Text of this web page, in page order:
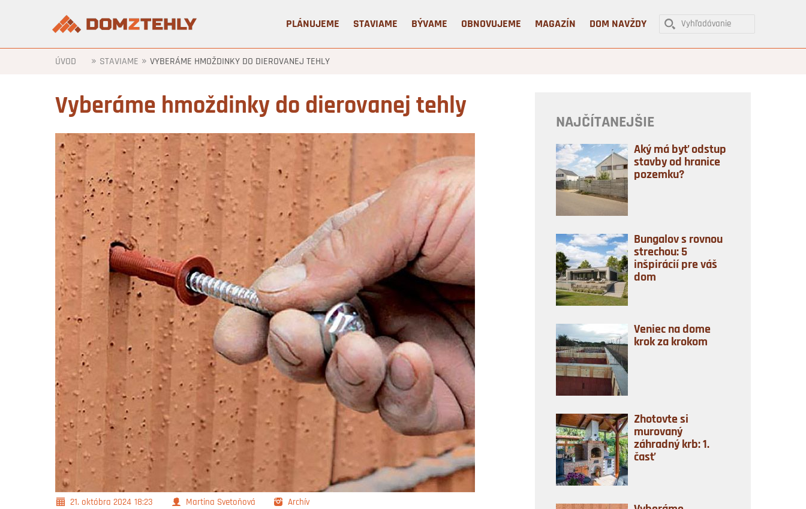
PLÁNUJEME STAVIAME BÝVAME OBNOVUJEME MAGAZÍN DOM NAVŽDY
ÚVOD » STAVIAME » VYBERÁME HMOŽDINKY DO DIEROVANEJ TEHLY
Vyberáme hmoždinky do dierovanej tehly
21. októbra 2024 18:23 Martina Svetoňová Archív
NAJČÍTANEJŠIE
Aký má byť odstup
stavby od hranice
pozemku?
Bungalov s rovnou
strechou: 5
inšpirácií pre váš
dom
Veniec na dome
krok za krokom
Zhotovte si
murovaný
záhradný krb: 1.
časť